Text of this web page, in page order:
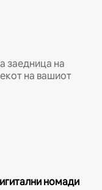
заедница на
на вашиот
номади